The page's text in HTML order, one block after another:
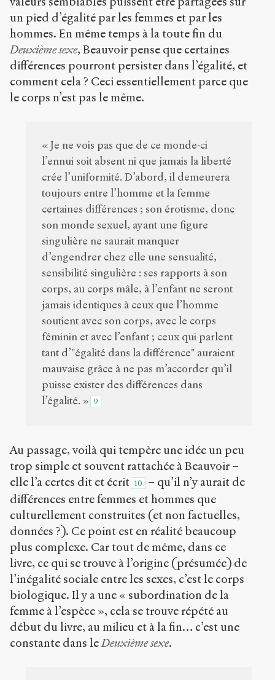
un pied d’égalité par les femmes et par les
hommes. En même temps à la toute fin du
Deuxième sexe, Beauvoir pense que certaines
différences pourront persister dans l’égalité, et
comment cela ? Ceci essentiellement parce que
le corps n’est pas le même.
« Je ne vois pas que de ce monde-ci
l’ennui soit absent ni que jamais la liberté
crée l’uniformité. D’abord, il demeurera
toujours entre l’homme et la femme
certaines différences ; son érotisme, donc
son monde sexuel, ayant une figure
singulière ne saurait manquer
d’engendrer chez elle une sensualité,
sensibilité singulière : ses rapports à son
corps, au corps mâle, à l’enfant ne seront
jamais identiques à ceux que l’homme
soutient avec son corps, avec le corps
féminin et avec l’enfant ; ceux qui parlent
tant d’"égalité dans la différence" auraient
mauvaise grâce à ne pas m’accorder qu’il
puisse exister des différences dans
l’égalité. » 9
Au passage, voilà qui tempère une idée un peu
trop simple et souvent rattachée à Beauvoir –
elle l’a certes dit et écrit 10
– qu’il n’y aurait de
différences entre femmes et hommes que
culturellement construites (et non factuelles,
données ?). Ce point est en réalité beaucoup
plus complexe. Car tout de même, dans ce
livre, ce qui se trouve à l’origine (présumée) de
l’inégalité sociale entre les sexes, c’est le corps
biologique. Il y a une « subordination de la
femme à l’espèce », cela se trouve répété au
début du livre, au milieu et à la fin… c’est une
constante dans leDeuxième sexe.